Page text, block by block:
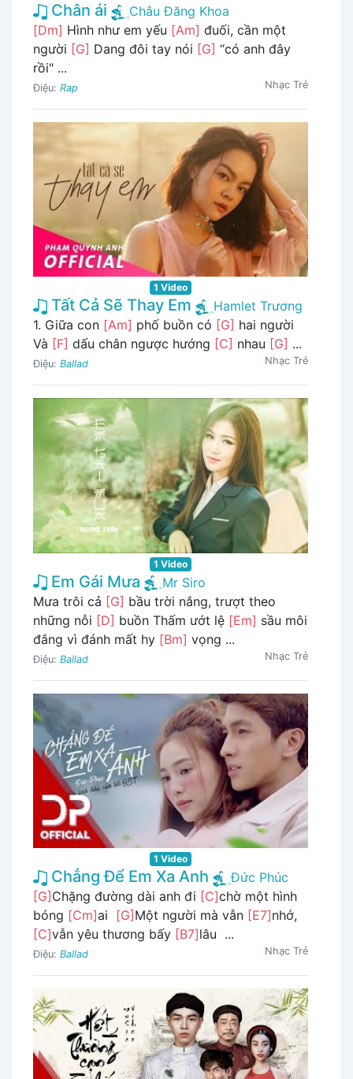
Chân ái
Châu Đăng Khoa
[Dm] Hình như em yếu [Am] đuối, cần một
người [G] Dang đôi tay nói [G] “có anh đây
rồi" ...
Điệu: Rap Nhạc Trẻ
1 Video
Tất Cả Sẽ Thay Em
Hamlet Trương
1. Giữa con [Am] phố buồn có [G] hai người
Và [F] dấu chân ngược hướng [C] nhau [G] ...
Điệu: Ballad Nhạc Trẻ
1 Video
Em Gái Mưa
Mr Siro
Mưa trôi cả [G] bầu trời nắng, trượt theo
những nỗi [D] buồn Thấm ướt lệ [Em] sầu môi
đắng vì đánh mất hy [Bm] vọng ...
Điệu: Ballad Nhạc Trẻ
1 Video
Chẳng Để Em Xa Anh
Đức Phúc
[G] Chặng đường dài anh đi [C]chờ một hình
bóng [Cm]ai [G] Một người mà vẫn [E7]nhớ,
[C]vẫn yêu thương bấy [B7]lâu ...
Điệu: Ballad Nhạc Trẻ